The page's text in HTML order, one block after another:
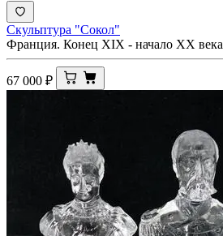
Скульптура "Сокол"
Франция. Конец XIX - начало XX века
67 000 ₽